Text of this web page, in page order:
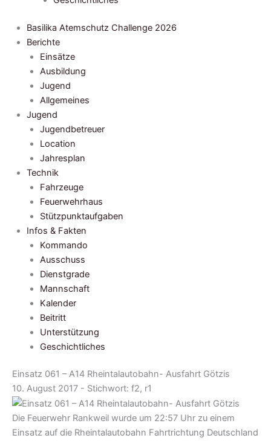
Basilika Atemschutz Challenge 2026
Berichte
Einsätze
Ausbildung
Jugend
Allgemeines
Jugend
Jugendbetreuer
Location
Jahresplan
Technik
Fahrzeuge
Feuerwehrhaus
Stützpunktaufgaben
Infos & Fakten
Kommando
Ausschuss
Dienstgrade
Mannschaft
Kalender
Beitritt
Unterstützung
Geschichtliches
Einsatz 061 – A14 Rheintalautobahn- Ausfahrt Götzis
10. August 2017 - Stichwort: f2, r1
Die Feuerwehr Rankweil wurde um 22:57 Uhr zu einem
Einsatz auf die Rheintalautobahn Fahrtrichtung Deutschland